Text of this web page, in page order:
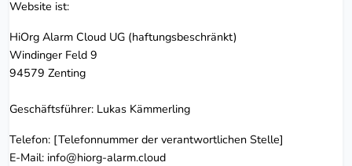
Website ist:
HiOrg Alarm Cloud UG (haftungsbeschränkt)
Windinger Feld 9
94579 Zenting
Geschäftsführer: Lukas Kämmerling
Telefon: [Telefonnummer der verantwortlichen Stelle]
E-Mail: info@hiorg-alarm.cloud